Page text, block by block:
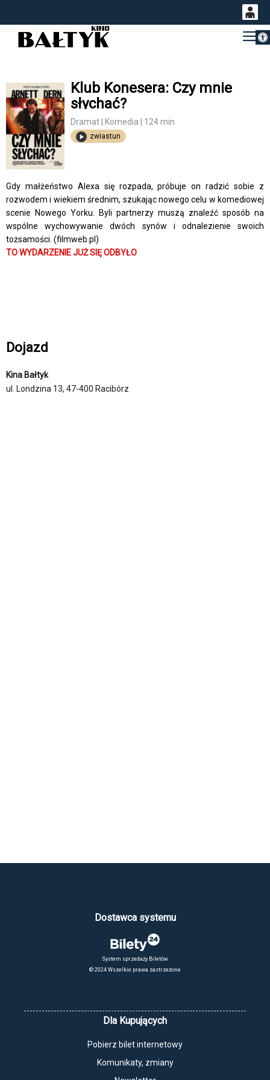
0,00
14 53
Klub Konesera: Czy mnie
słychać?
Dramat | Komedia | 124 min
zwiastun
Gdy małżeństwo Alexa się rozpada, próbuje on radzić sobie z
rozwodem i wiekiem średnim, szukając nowego celu w komediowej
scenie Nowego Yorku. Byli partnerzy muszą znaleźć sposób na
wspólne wychowywanie dwóch synów i odnalezienie swoich
tożsamości. (filmweb.pl)
TO WYDARZENIE JUŻ SIĘ ODBYŁO
Dojazd
Kina Bałtyk
ul. Londzina 13, 47-400 Racibórz
Dostawca systemu
System sprzedaży Biletów
© 2024 Wszelkie prawa zastrzeżone
Dla Kupujących
Pobierz bilet internetowy
Komunikaty, zmiany